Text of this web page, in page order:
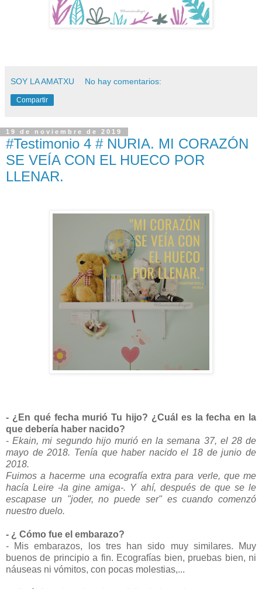
SOY LA AMATXU No hay comentarios:
Compartir
19 de noviembre de 2019
#Testimonio 4 # NURIA. MI CORAZÓN
SE VEÍA CON EL HUECO POR
LLENAR.
- ¿En qué fecha murió Tu hijo? ¿Cuál es la fecha en la
que debería haber nacido?
- Ekain, mi segundo hijo murió en la semana 37, el 28 de
mayo de 2018. Tenía que haber nacido el 18 de junio de
2018.
Fuimos a hacerme una ecografía extra para verle, que me
hacía Leire -la gine amiga-. Y ahí, después de que se le
escapase un "joder, no puede ser" es cuando comenzó
nuestro duelo.
- ¿ Cómo fue el embarazo?
- Mis embarazos, los tres han sido muy similares. Muy
buenos de principio a fin. Ecografías bien, pruebas bien, ni
náuseas ni vómitos, con pocas molestias,...